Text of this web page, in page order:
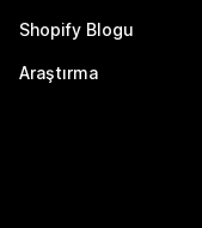
Shopify Blogu
Araştırma